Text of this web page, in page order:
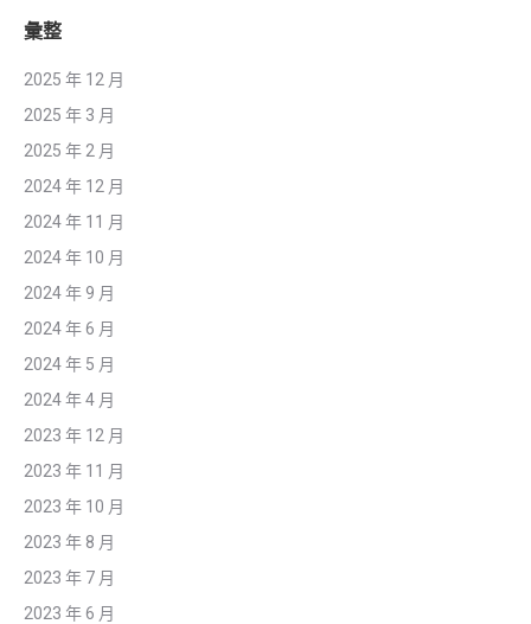
彙整
2025 年 12 月
2025 年 3 月
2025 年 2 月
2024 年 12 月
2024 年 11 月
2024 年 10 月
2024 年 9 月
2024 年 6 月
2024 年 5 月
2024 年 4 月
2023 年 12 月
2023 年 11 月
2023 年 10 月
2023 年 8 月
2023 年 7 月
2023 年 6 月